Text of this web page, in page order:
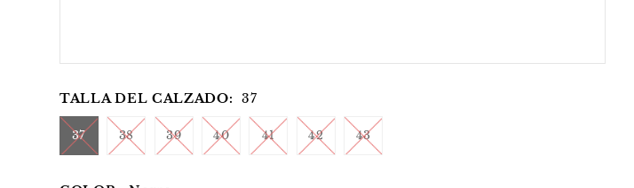
TALLA DEL CALZADO: 37
37 38 39 40 41 42 43